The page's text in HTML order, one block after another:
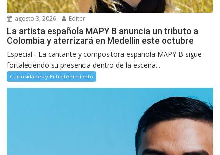
agosto 3, 2026 Editor
La artista española MAPY B anuncia un tributo a
Colombia y aterrizará en Medellín este octubre
Especial.- La cantante y compositora española MAPY B sigue
fortaleciendo su presencia dentro de la escena...
Curiosidades y Entretenimiento